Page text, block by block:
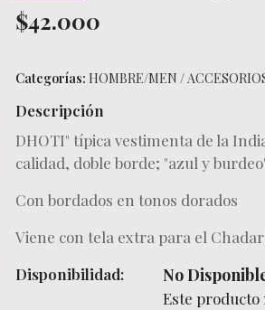
$42.000
Categorías: HOMBRE/MEN /
Descripción
DHOTI" típica vestimenta de la
calidad, doble borde; "azul y
Con bordados en tonos dorados
Viene con tela extra para el
Disponibilidad:
No
Este producto